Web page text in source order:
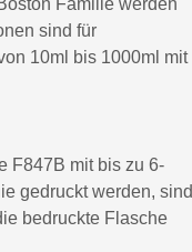
Familie werden
sind für
10ml bis 1000ml mit
F847B mit bis zu 6-
gedruckt werden, sind
bedruckte Flasche